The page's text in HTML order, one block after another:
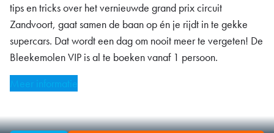
tips en tricks over het vernieuwde grand prix circuit
Zandvoort, gaat samen de baan op én je rijdt in te gekke
supercars. Dat wordt een dag om nooit meer te vergeten! De
Bleekemolen VIP is al te boeken vanaf 1 persoon.
Meer informatie